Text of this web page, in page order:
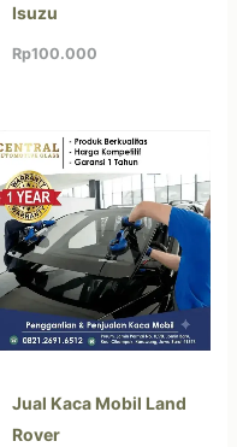
Isuzu
Rp100.000
Jual Kaca Mobil Land
Rover